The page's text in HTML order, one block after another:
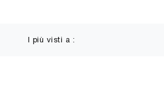
I più visti a :